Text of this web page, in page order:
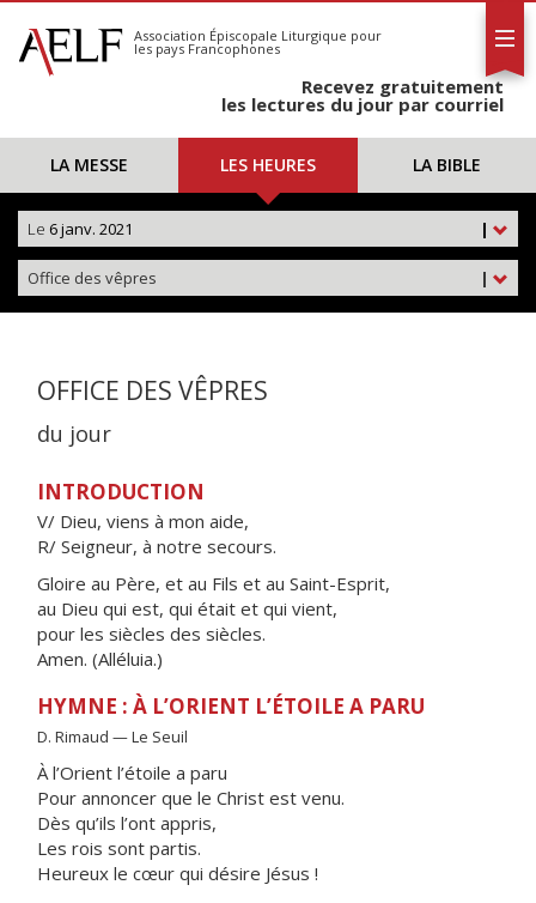
S'abonner
Calendrier
Association Épiscopale Liturgique pour
les pays Francophones
Recevez gratuitement
les lectures du jour par courriel
LA MESSE LES HEURES LA BIBLE
|
Le 6 janv. 2021
|
Office des vêpres
OFFICE DES VÊPRES
du jour
INTRODUCTION
V/ Dieu, viens à mon aide,
R/ Seigneur, à notre secours.
Gloire au Père, et au Fils et au Saint-Esprit,
au Dieu qui est, qui était et qui vient,
pour les siècles des siècles.
Amen. (Alléluia.)
HYMNE : À L’ORIENT L’ÉTOILE A PARU
D. Rimaud — Le Seuil
À l’Orient l’étoile a paru
Pour annoncer que le Christ est venu.
Dès qu’ils l’ont appris,
Les rois sont partis.
Heureux le cœur qui désire Jésus !